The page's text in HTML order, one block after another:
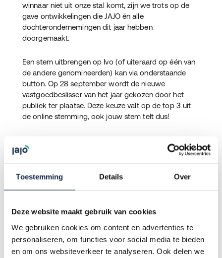
Toestemming Details Over
Deze website maakt gebruik van cookies
We gebruiken cookies om content en advertenties te
personaliseren, om functies voor social media te bieden
en om ons websiteverkeer te analyseren. Ook delen we
winnaar niet uit onze stal komt, zijn we trots op de
gave ontwikkelingen die JAJO én alle
dochterondernemingen dit jaar hebben
doorgemaakt.
Een stem uitbrengen op Ivo (of uiteraard op één van
de andere genomineerden) kan via onderstaande
button. Op 28 september wordt de nieuwe
vastgoedbeslisser van het jaar gekozen door het
publiek ter plaatse. Deze keuze valt op de top 3 uit
de online stemming, ook jouw stem telt dus!
STEM HIER!
Populaire berichten
Vind je droombaan bij JAJO!
Elke dag fluitend naar je werk? Dagelijks jezelf en je
collega’s uitdagen om voor de hoogste
persoonlijke groei? Dan ben je bij JAJO op de juiste
plek!
SOLLICITEER BIJ JAJO